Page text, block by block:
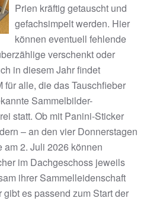
Prien kräftig getauscht und
gefachsimpelt werden. Hier
können eventuell fehlende
verschenkt oder
in diesem Jahr findet
alle, die das Tauschfieber
Sammelbilder-
statt. Ob mit Panini-Sticker
– an den vier Donnerstagen
am 2. Juli 2026 können
im Dachgeschoss jeweils
ihrer Sammelleidenschaft
es passend zum Start der